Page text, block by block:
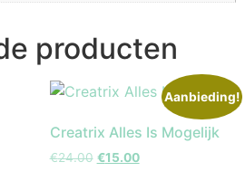
producten
Aanbieding!
Creatrix Alles Is Mogelijk
€24.00 €15.00